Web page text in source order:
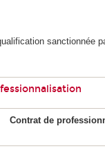
sanctionnée
Contrat de